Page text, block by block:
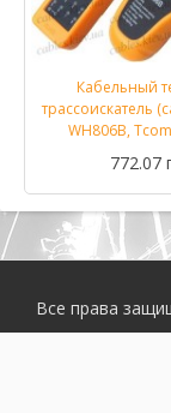
Кабельный
трассоискатель
WH806B,
772.07
Все права